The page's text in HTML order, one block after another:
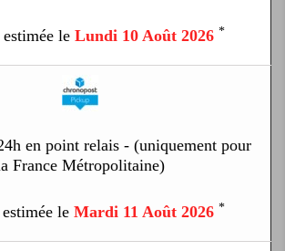
le Lundi 10 Août 2026 *
en point relais - (uniquement pour
France Métropolitaine)
le Mardi 11 Août 2026 *